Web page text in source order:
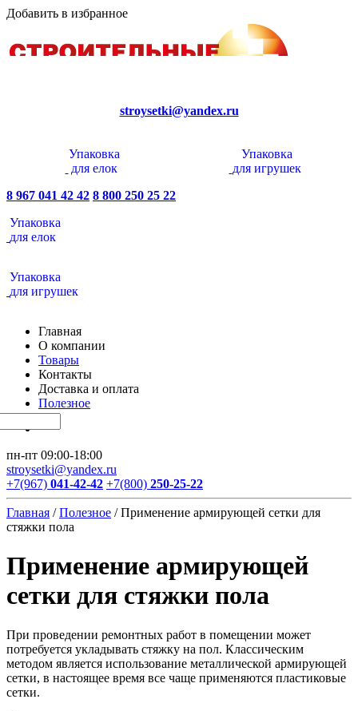
Добавить в избранное
stroysetki@yandex.ru
Упаковка
для елок
Упаковка
для игрушек
8 967 041 42 42 8 800 250 25 22
Упаковка
для елок
Упаковка
для игрушек
Главная
О компании
Товары
Контакты
Доставка и оплата
Полезное
пн-пт 09:00-18:00
stroysetki@yandex.ru
+7(967) 041-42-42 +7(800) 250-25-22
Главная /Полезное /Применение армирующей сетки для
стяжки пола
Применение армирующей
сетки для стяжки пола
При проведении ремонтных работ в помещении может
потребуется укладывать стяжку на пол. Классическим
методом является использование металлической армирующей
сетки, в настоящее время все чаще применяются пластиковые
сетки.